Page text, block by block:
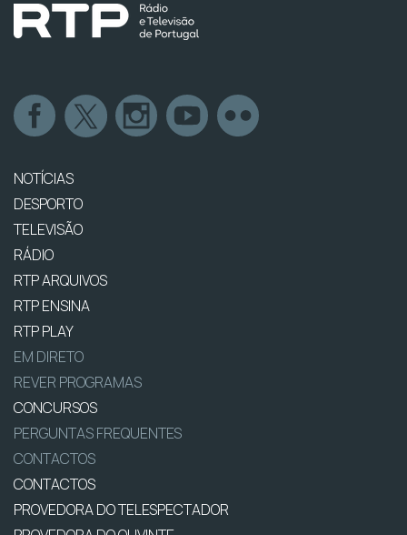
NOTÍCIAS
DESPORTO
TELEVISÃO
RÁDIO
RTP ARQUIVOS
RTP ENSINA
RTP PLAY
EM DIRETO
REVER PROGRAMAS
CONCURSOS
PERGUNTAS FREQUENTES
CONTACTOS
CONTACTOS
PROVEDORA DO TELESPECTADOR